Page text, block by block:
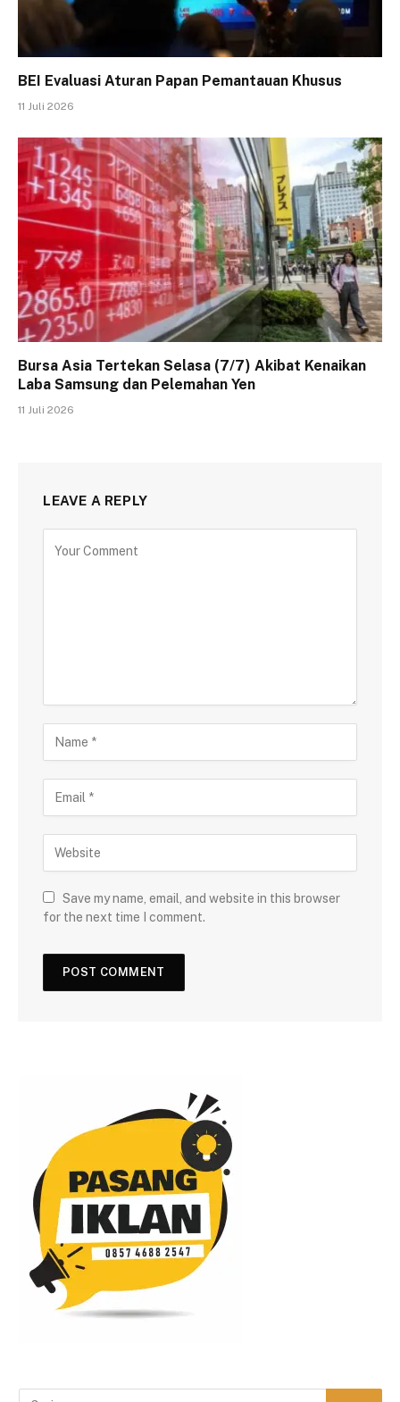
BEI Evaluasi Aturan Papan Pemantauan Khusus
11 Juli 2026
Bursa Asia Tertekan Selasa (7/7) Akibat Kenaikan
Laba Samsung dan Pelemahan Yen
11 Juli 2026
LEAVE A REPLY
Save my name, email, and website in this browser
for the next time I comment.